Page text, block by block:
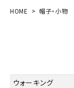
ACCOUNT MENU
スポーツから選ぶ
HOME 帽子・小物
ウォーキング